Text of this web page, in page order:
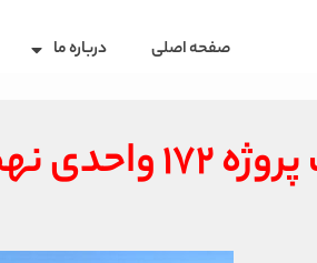
صفحه اصلی درباره ما
بررسی شد